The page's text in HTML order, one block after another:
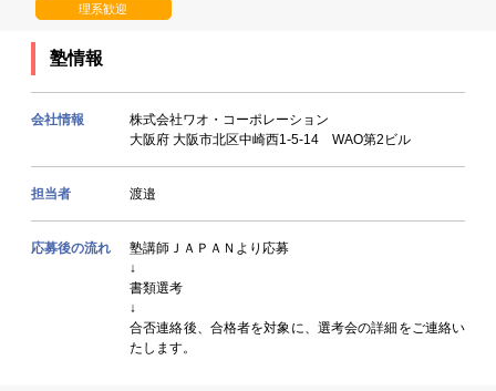
理系歓迎
塾情報
会社情報
株式会社ワオ・コーポレーション
大阪府 大阪市北区中崎西1-5-14 WAO第2ビル
担当者 渡邉
応募後の流れ
塾講師ＪＡＰＡＮより応募
↓
書類選考
↓
合否連絡後、合格者を対象に、選考会の詳細をご連絡い
たします。